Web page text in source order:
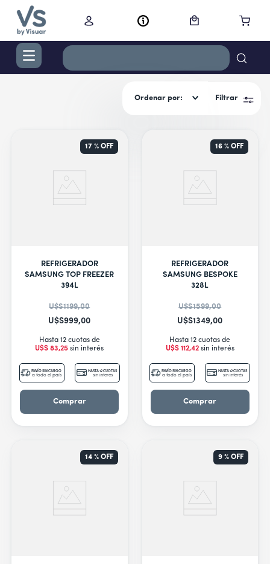
Ordenar por Filtrar
REFRIGERADOR
SAMSUNG TOP FREEZER
394L
U$S1199,00
U$S999,00
Hasta 12 cuotas de
U$S 83,25 sin interés
17 %OFF
ENVÍO SIN CARGO
a todo el país
HASTA 12 CUOTAS
sin interés
Comprar
REFRIGERADOR
SAMSUNG BESPOKE
328L
U$S1599,00
U$S1349,00
Hasta 12 cuotas de
U$S 112,42sin interés
16 % OFF
ENVÍO SIN CARGO
a todo el país
HASTA 12 CUOTAS
sin interés
Comprar
14 %OFF 9 % OFF
cocina
aire acondicionado inverter
cortacabello
9.
nestle
freidora